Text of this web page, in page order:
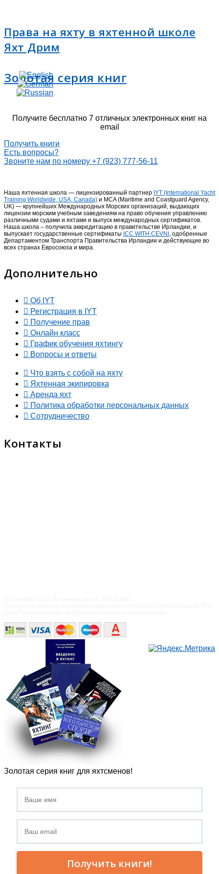
Права на яхту в яхтенной школе
Яхт Дрим
Золотая серия книг
Получите бесплатно 7 отличных электронных книг на
email
Получить книги
Есть вопросы?
Звоните нам по номеру +7 (923) 777-56-11
Наша яхтенная школа — лицензированный партнер IYT (International Yacht
Training Worldwide, USA, Canada) и MCA (Maritime and Coastguard Agency,
UK) — крупнейших Международных Морских организаций, выдающих
лицензии морским учебным заведениям на право обучения управлению
различными судами и яхтами и выпуск международных сертификатов.
Наша школа – получила аккредитацию в правительстве Ирландии, и
выпускает государственные сертификаты ICC WITH CEVNI, одобренные
Департаментом Транспорта Правительства Ирландии и действующие во
всех странах Евросоюза и мира.
Дополнительно
Об IYT
Регистрация в IYT
Получение прав
Онлайн класс
График обучения яхтингу
Вопросы и ответы
Что взять с собой на яхту
Яхтенная экипировка
Аренда яхт
Политика обработки персональных данных
Сотрудничество
Контакты
Золотая серия книг для яхтсменов!
Получить книги!